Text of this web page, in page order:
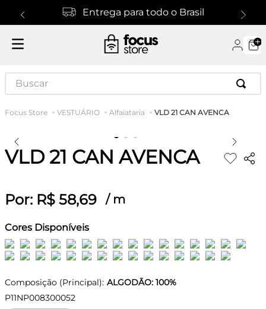
Entrega para todo o Brasil
Buscar
VESTUÁRIO Alfaiataria VLD 21 CAN AVENCA
VLD 21 CAN AVENCA
Por: R$ 58,69 / m
Cores Disponíveis
Composição (Principal): ALGODÃO: 100%
P11NP008300052